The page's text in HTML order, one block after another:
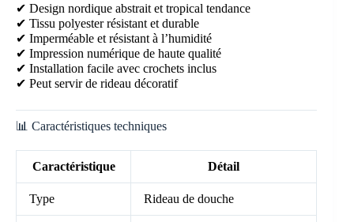
✔ Design nordique abstrait et tropical tendance
✔ Tissu polyester résistant et durable
✔ Imperméable et résistant à l’humidité
✔ Impression numérique de haute qualité
✔ Installation facile avec crochets inclus
✔ Peut servir de rideau décoratif
📊 Caractéristiques techniques
Caractéristique Détail
Type Rideau de douche